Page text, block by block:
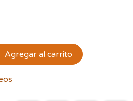
Agregar al carrito